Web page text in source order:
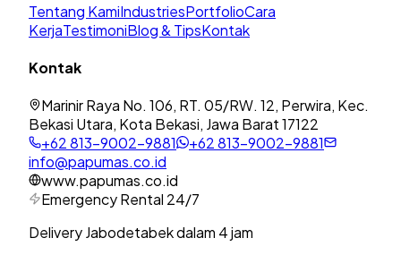
Tentang KamiIndustriesPortfolioCara
KerjaTestimoniBlog & TipsKontak
Kontak
Marinir Raya No. 106, RT. 05/RW. 12, Perwira, Kec.
Bekasi Utara, Kota Bekasi, Jawa Barat 17122
+62 813-9002-9881
+62 813-9002-9881
info@papumas.co.id
www.papumas.co.id
Emergency Rental 24/7
Delivery Jabodetabek dalam 4 jam